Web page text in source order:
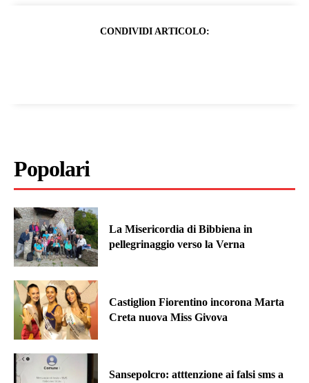
CONDIVIDI ARTICOLO:
Popolari
La Misericordia di Bibbiena in
pellegrinaggio verso la Verna
Castiglion Fiorentino incorona Marta
Creta nuova Miss Givova
Sansepolcro: atttenzione ai falsi sms a